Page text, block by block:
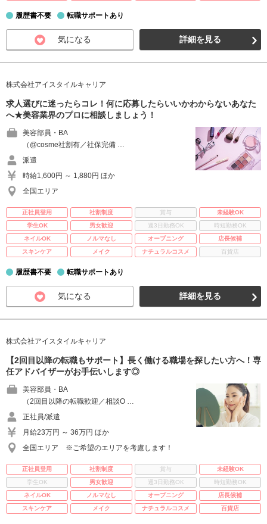
履歴書不要 転職サポートあり
気になる 詳細を見る
株式会社アイスタイルキャリア
求人選びに迷ったらコレ！何に応募したらいいかわからないあなた
へ★美容業界のプロに相談しましょう！
美容部員・BA
（@cosme社割有／社保完備 …
派遣
時給1,600円 ～ 1,880円 ほか
全国エリア
正社員登用 社割制度 賞与
未経験OK
学生OK
男女歓迎 週3日勤務OK
時短勤務OK
ネイルOK
ノルマなし オープニング
店長候補
スキンケア
メイク ナチュラルコスメ 百貨店
履歴書不要 転職サポートあり
気になる 詳細を見る
株式会社アイスタイルキャリア
【2回目以降の転職もサポート】長く働ける職場を探したい方へ！専
任アドバイザーがお手伝いします◎
美容部員・BA
（2回目以降の転職歓迎／相談O …
正社員/派遣
月給23万円 ～ 36万円 ほか
全国エリア ※ご希望のエリアを考慮します！
正社員登用 社割制度 賞与
未経験OK
学生OK
男女歓迎 週3日勤務OK
時短勤務OK
ネイルOK
ノルマなし オープニング
店長候補
スキンケア
メイク ナチュラルコスメ 百貨店